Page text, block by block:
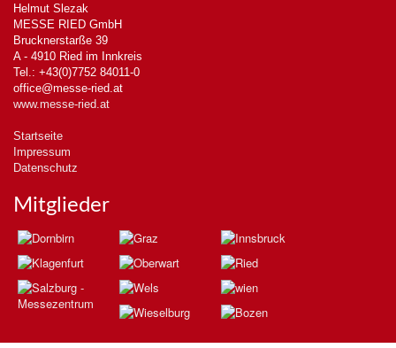
Helmut Slezak
MESSE RIED GmbH
Brucknerstarße 39
A - 4910 Ried im Innkreis
Tel.: +43(0)7752 84011-0
office@messe-ried.at
www.messe-ried.at
Startseite
Impressum
Datenschutz
Mitglieder